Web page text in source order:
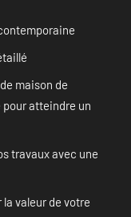
maison de
atteindre un
travaux avec une
valeur de votre